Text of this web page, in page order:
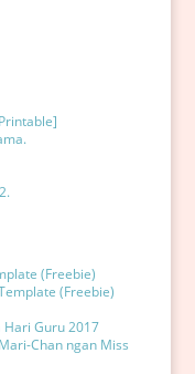
(Freebie)
(Freebie)
Hari Guru 2017
Chan ngan Miss